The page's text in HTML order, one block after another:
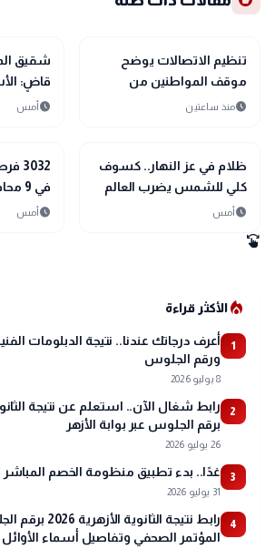
public
الأخبار المحلية
تنظيم الاتصالات يوضح
موقف المواطنين من
الخطوط المسجلة
scheduleمنذ ساعتين
public
الأخبار
شقيق
قاضٍ:
حدث..
scheduleأمس
public
الأخبار المحلية
ظلام في عز النهار.. كسوف
كلي للشمس يضرب العالم
12 أغسطس
scheduleأمس
public
الأخبار
في
scheduleأمس
swipe
local_fire_departmentالأكثر قراءة
1
ورقم الجلوس
8 يوليو 2026
2
برقم الجلوس عبر بوابة الأزهر
26 يوليو 2026
3 غدًا.. بدء تطبيق منظومة الخصم المباشر
31 يوليو 2026
4
رابط نتيجة
المؤتمر الصحفي وتفاصيل أسماء الأوائل